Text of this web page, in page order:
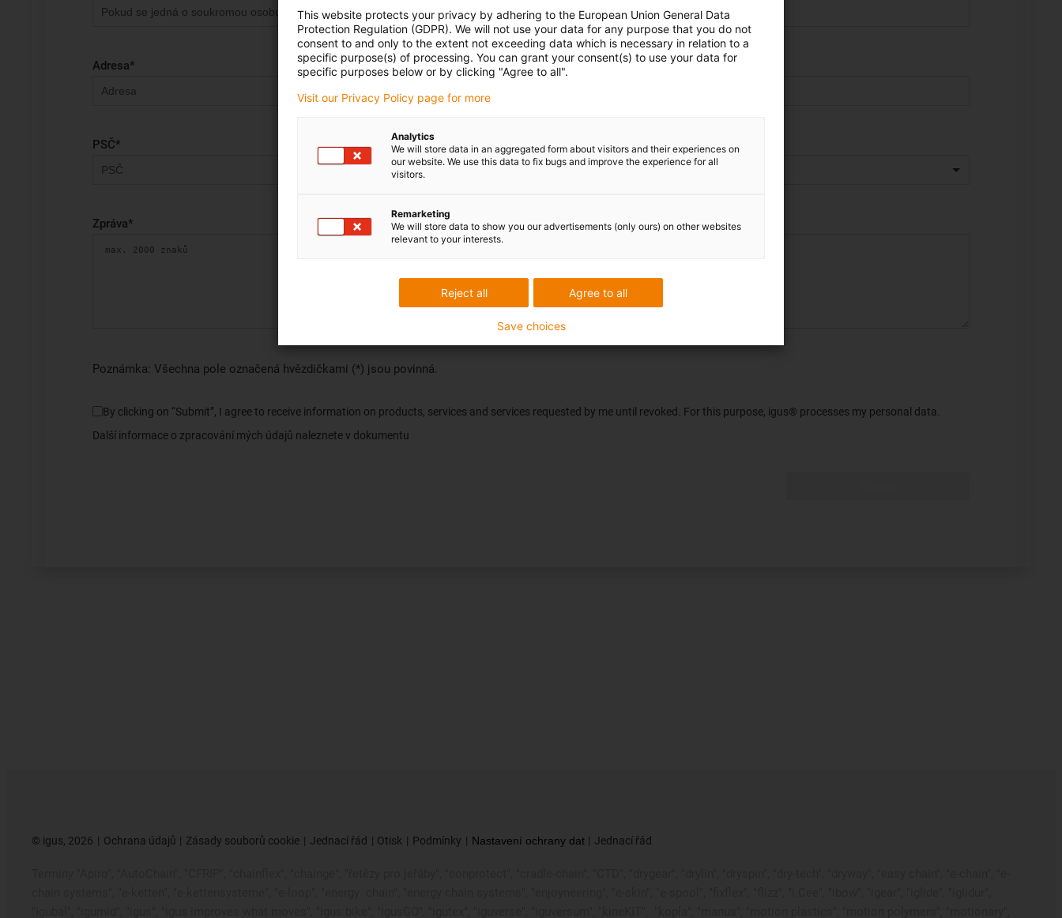
Adresa*
PSČ* Lokace *
Zpráva*
Poznámka: Všechna pole označená hvězdičkami (*) jsou povinná.
By clicking on “Submit”, I agree to receive information on products, services and services requested by me until revoked. For this purpose, igus® processes my personal data.
Další informace o zpracování mých údajů naleznete v dokumentu
© igus, 2026 Ochrana údajů Zásady souborů cookie Jednací řád Otisk Podmínky Nastavení ochrany dat Jednací řád
This website protects your privacy by adhering to the European Union General Data
Protection Regulation (GDPR). We will not use your data for any purpose that you do not
consent to and only to the extent not exceeding data which is necessary in relation to a
specific purpose(s) of processing. You can grant your consent(s) to use your data for
specific purposes below or by clicking "Agree to all".
Visit our Privacy Policy page for more
Analytics
We will store data in an aggregated form about visitors and their experiences on
our website. We use this data to fix bugs and improve the experience for all
visitors.
Remarketing
We will store data to show you our advertisements (only ours) on other websites
relevant to your interests.
Agree to all
Reject all
Save choices